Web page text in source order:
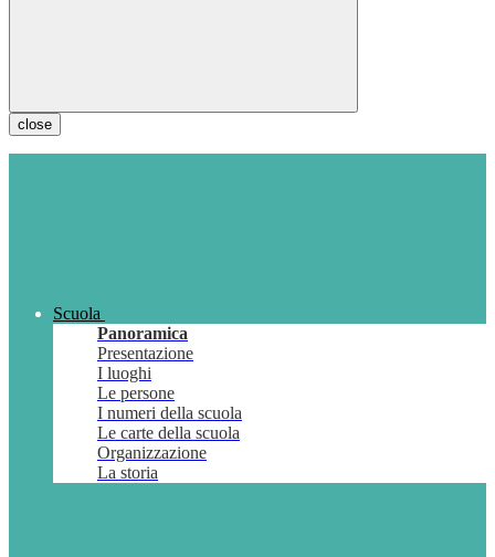
close
Scuola
Panoramica
Presentazione
I luoghi
Le persone
I numeri della scuola
Le carte della scuola
Organizzazione
La storia